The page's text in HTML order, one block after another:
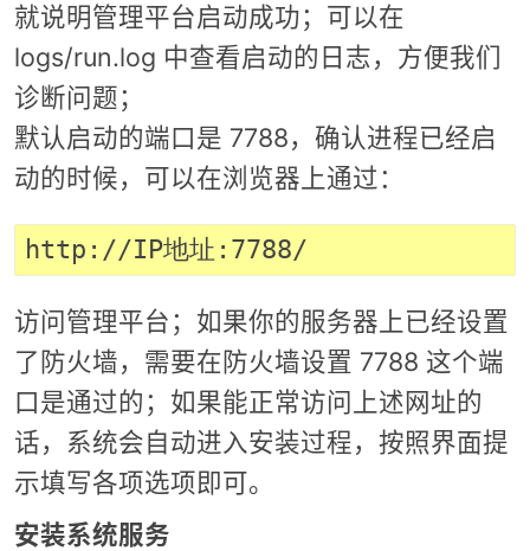
就说明管理平台启动成功；可以在
logs/run.log 中查看启动的日志，方便我们
诊断问题；
默认启动的端口是 7788，确认进程已经启
动的时候，可以在浏览器上通过：
访问管理平台；如果你的服务器上已经设置
了防火墙，需要在防火墙设置 7788 这个端
口是通过的；如果能正常访问上述网址的
话，系统会自动进入安装过程，按照界面提
示填写各项选项即可。
安装系统服务